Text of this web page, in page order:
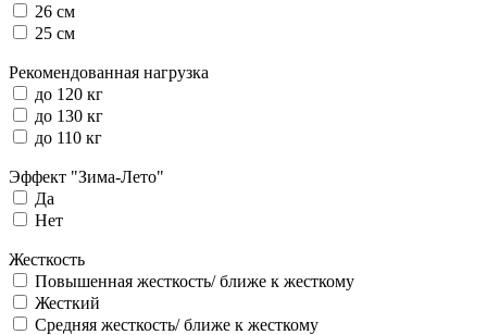
26 см
25 см
Рекомендованная нагрузка
до 120 кг
до 130 кг
до 110 кг
Эффект "Зима-Лето"
Да
Нет
Жесткость
Повышенная жесткость/ ближе к жесткому
Жесткий
Средняя жесткость/ ближе к жесткому